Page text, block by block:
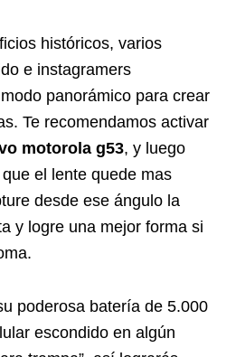
históricos, varios
e instagramers
panorámico para crear
Te recomendamos activar
motorola g53, y luego
el lente quede mas
desde ese ángulo la
y logre una mejor forma si
poderosa batería de 5.000
escondido en algún